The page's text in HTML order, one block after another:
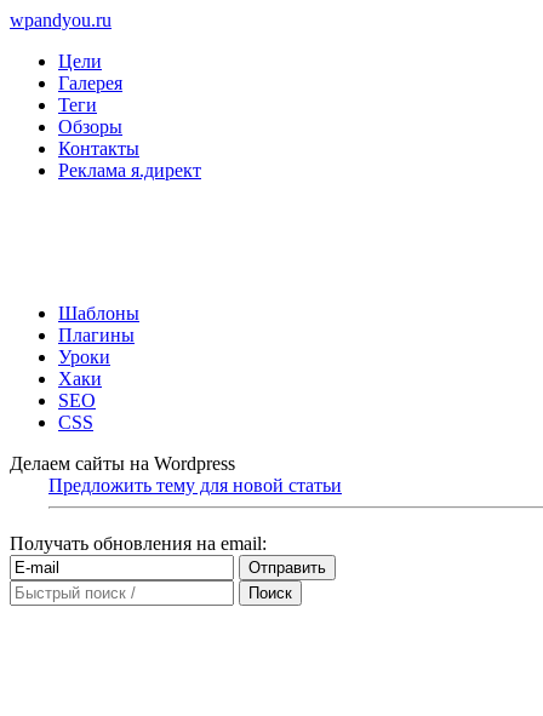
wpandyou.ru
Цели
Галерея
Теги
Обзоры
Контакты
Реклама я.директ
Шаблоны
Плагины
Уроки
Хаки
SEO
CSS
Делаем сайты на Wordpress
Предложить тему для новой статьи
Получать обновления на email: